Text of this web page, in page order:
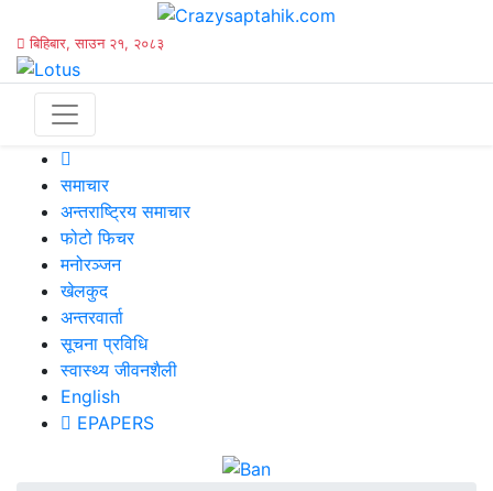
बिहिबार, साउन २१, २०८३
समाचार
अन्तराष्ट्रिय समाचार
फोटो फिचर
मनोरञ्जन
खेलकुद
अन्तरवार्ता
सूचना प्रविधि
स्वास्थ्य जीवनशैली
English
EPAPERS